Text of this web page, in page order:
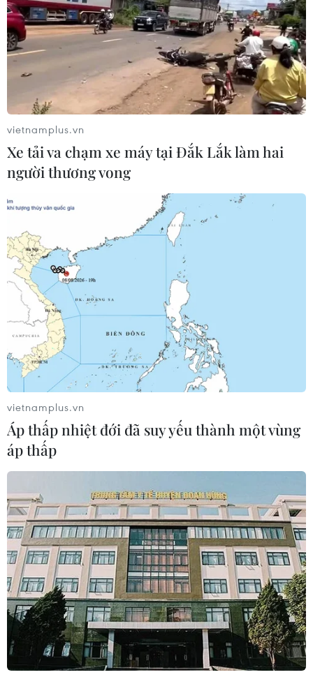
vietnamplus.vn
Xe tải va chạm xe máy tại Đắk Lắk làm hai
người thương vong
vietnamplus.vn
Áp thấp nhiệt đới đã suy yếu thành một vùng
áp thấp